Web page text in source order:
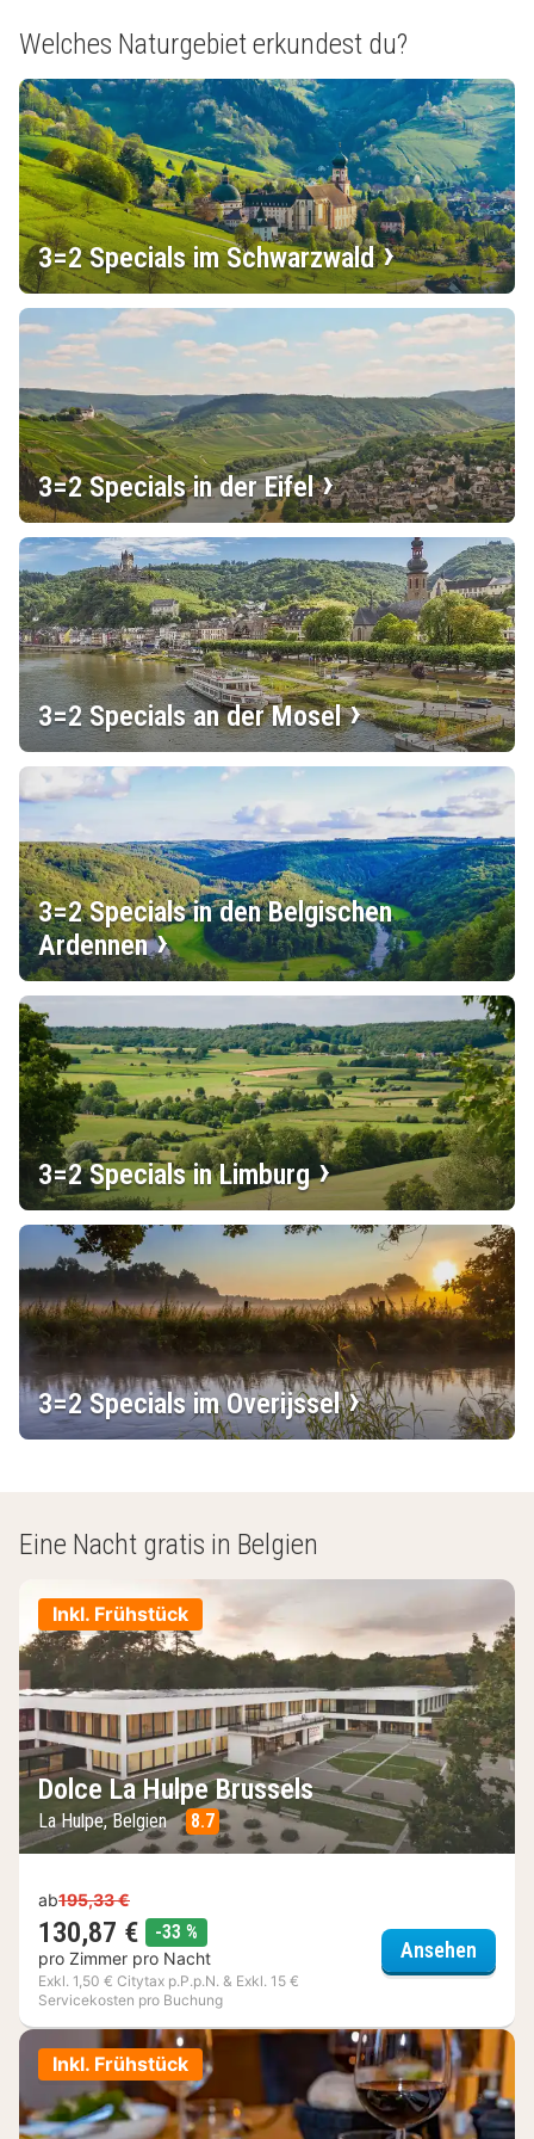
Welches Naturgebiet erkundest du?
3=2 Specials im Schwarzwald
3=2 Specials in der Eifel
3=2 Specials an der Mosel
3=2 Specials in den Belgischen
Ardennen
3=2 Specials in Limburg
3=2 Specials im Overijssel
Eine Nacht gratis in Belgien
Inkl. Frühstück
Dolce La Hulpe Brussels
La Hulpe, Belgien 8.7
ab195,33 €
130,87 € -33 %
pro Zimmer pro Nacht
Exkl. 1,50 € Citytax p.P.p.N. & Exkl. 15 €
Servicekosten pro Buchung
Ansehen
Inkl. Frühstück